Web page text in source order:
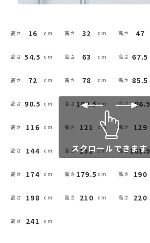
スクロールできます
16 32 47
54.5 63 67.5
72 78 85.5
90.5 100.5 106.5
116 121 129
144 151 161.5
174 179.5 190
198 210 220
241